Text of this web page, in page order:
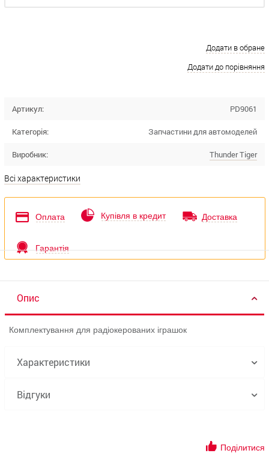
Додати в обране
Додати до порівняння
Артикул: PD9061
Категорія: Запчастини для автомоделей
Виробник: Thunder Tiger
Всі характеристики
Оплата Купівля в кредит Доставка
Гарантія
Опис
Комплектування для радіокерованих іграшок
Характеристики
Відгуки
Поділитися